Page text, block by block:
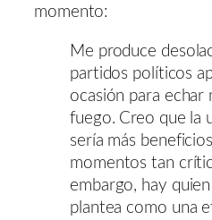
momento:
Me produce
partidos políticos
ocasión para echar
fuego. Creo que la
sería más
momentos tan
embargo, hay
plantea como una